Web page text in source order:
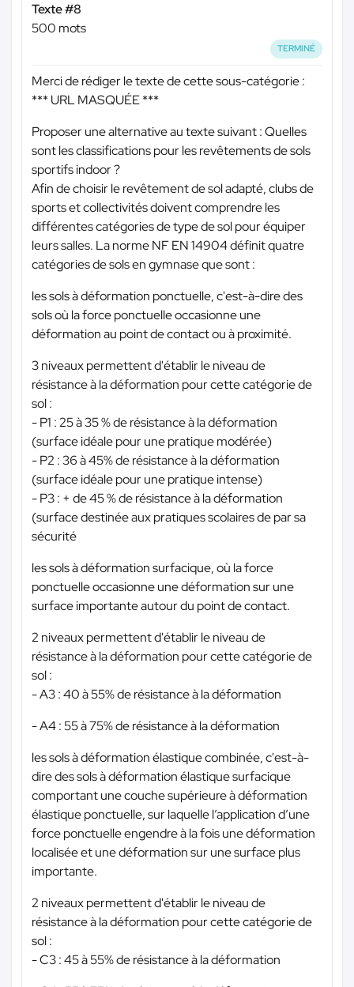
Texte #8
500 mots
TERMINÉ
Merci de rédiger le texte de cette sous-catégorie :
*** URL MASQUÉE ***
Proposer une alternative au texte suivant : Quelles
sont les classifications pour les revêtements de sols
sportifs indoor ?
Afin de choisir le revêtement de sol adapté, clubs de
sports et collectivités doivent comprendre les
différentes catégories de type de sol pour équiper
leurs salles. La norme NF EN 14904 définit quatre
catégories de sols en gymnase que sont :
les sols à déformation ponctuelle, c'est-à-dire des
sols où la force ponctuelle occasionne une
déformation au point de contact ou à proximité.
3 niveaux permettent d'établir le niveau de
résistance à la déformation pour cette catégorie de
sol :
- P1 : 25 à 35 % de résistance à la déformation
(surface idéale pour une pratique modérée)
- P2 : 36 à 45% de résistance à la déformation
(surface idéale pour une pratique intense)
- P3 : + de 45 % de résistance à la déformation
(surface destinée aux pratiques scolaires de par sa
sécurité
les sols à déformation surfacique, où la force
ponctuelle occasionne une déformation sur une
surface importante autour du point de contact.
2 niveaux permettent d'établir le niveau de
résistance à la déformation pour cette catégorie de
sol :
- A3 : 40 à 55% de résistance à la déformation
- A4 : 55 à 75% de résistance à la déformation
les sols à déformation élastique combinée, c'est-à-
dire des sols à déformation élastique surfacique
comportant une couche supérieure à déformation
élastique ponctuelle, sur laquelle l’application d’une
force ponctuelle engendre à la fois une déformation
localisée et une déformation sur une surface plus
importante.
2 niveaux permettent d'établir le niveau de
résistance à la déformation pour cette catégorie de
sol :
- C3 : 45 à 55% de résistance à la déformation